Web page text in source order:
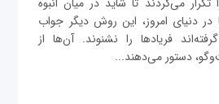
در دنیای امروز، این روش دیگر جواب
فریادها را نشنوند. آن‌ها از
دستور می‌دهند...